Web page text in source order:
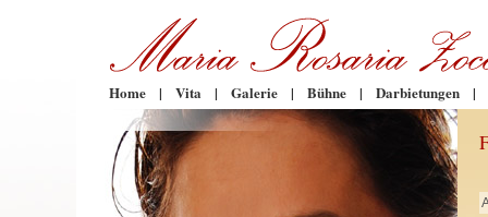
Home | Vita | Galerie | Bühne | Darbietungen |